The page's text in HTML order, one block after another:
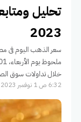
2023
سعر الذهب اليوم فى
خلال تداولات سوق
6:32 ص 1 نوفمبر 2023